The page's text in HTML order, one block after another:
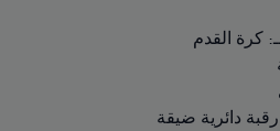
كرة القدم
دائرية ضيقة